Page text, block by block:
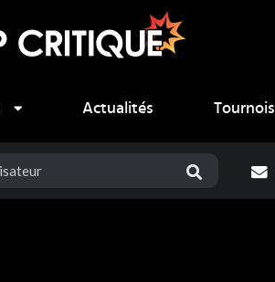
Actualités Tournois